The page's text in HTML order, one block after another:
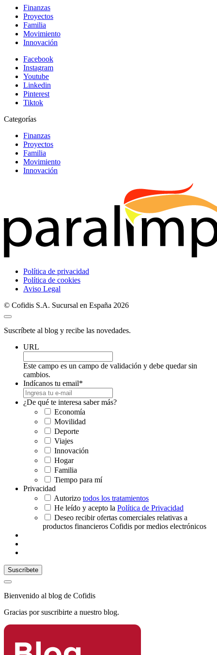
Finanzas
Proyectos
Familia
Movimiento
Innovación
Facebook
Instagram
Youtube
Linkedin
Pinterest
Tiktok
Categorías
Finanzas
Proyectos
Familia
Movimiento
Innovación
Política de privacidad
Política de cookies
Aviso Legal
© Cofidis S.A. Sucursal en España 2026
Suscríbete al blog y recibe las novedades.
URL
Este campo es un campo de validación y debe quedar sin
cambios.
Indícanos tu email*
¿De qué te interesa saber más?
Economía
Movilidad
Deporte
Viajes
Innovación
Hogar
Familia
Tiempo para mí
Privacidad
Autorizo todos los tratamientos
He leído y acepto la Política de Privacidad
Deseo recibir ofertas comerciales relativas a
productos financieros Cofidis por medios electrónicos
Bienvenido al blog de Cofidis
Gracias por suscribirte a nuestro blog.